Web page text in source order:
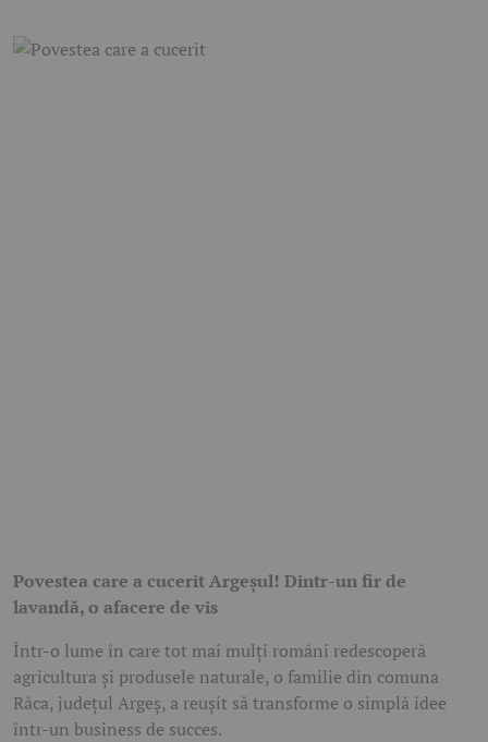
Povestea care a cucerit Argeșul! Dintr-un fir de
lavandă, o afacere de vis
Într-o lume în care tot mai mulți români redescoperă
agricultura și produsele naturale, o familie din comuna
Râca, județul Argeș, a reușit să transforme o simplă idee
într-un business de succes.